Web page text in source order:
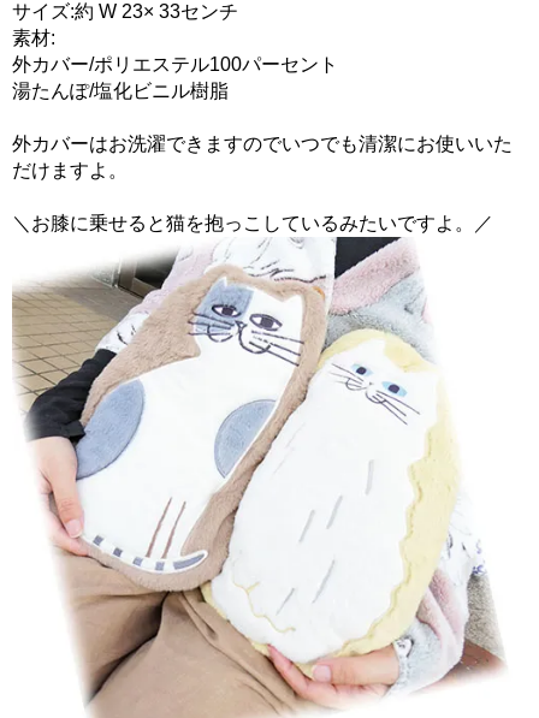
サイズ:約 W 23× 33センチ
素材:
外カバー/ポリエステル100パーセント
湯たんぽ/塩化ビニル樹脂
外カバーはお洗濯できますのでいつでも清潔にお使いいた
だけますよ。
＼お膝に乗せると猫を抱っこしているみたいですよ。／